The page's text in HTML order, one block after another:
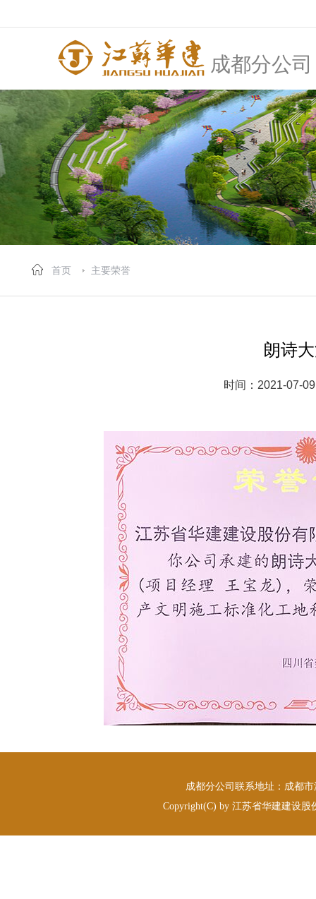
成都分公司
首页 主要荣誉
朗诗
时间：2021-07-09
成都分公司联系地址：成都
Copyright(C) by 江苏省华建建设